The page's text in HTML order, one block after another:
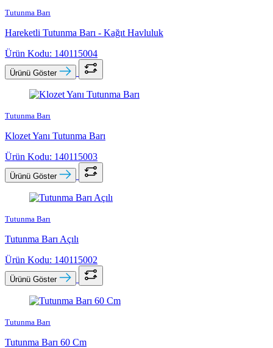
Tutunma Barı
Hareketli Tutunma Barı - Kağıt Havluluk
Ürün Kodu: 140115004
Ürünü Göster
Tutunma Barı
Klozet Yanı Tutunma Barı
Ürün Kodu: 140115003
Ürünü Göster
Tutunma Barı
Tutunma Barı Açılı
Ürün Kodu: 140115002
Ürünü Göster
Tutunma Barı
Tutunma Barı 60 Cm